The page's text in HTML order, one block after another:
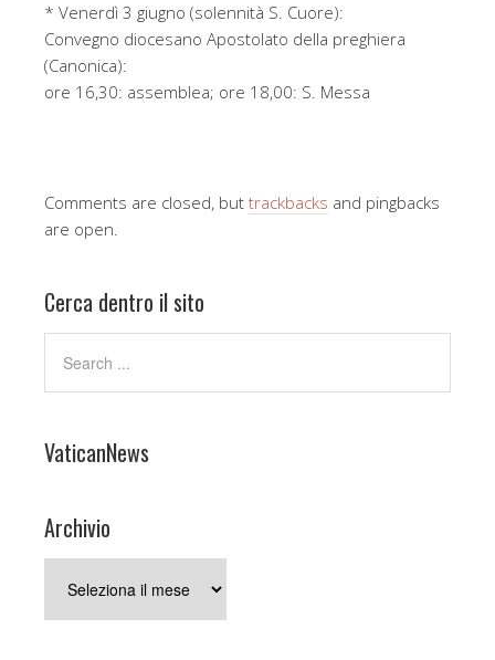
* Venerdì 3 giugno (solennità S. Cuore):
Convegno diocesano Apostolato della preghiera
(Canonica):
ore 16,30: assemblea; ore 18,00: S. Messa
Comments are closed, but trackbacks and pingbacks
are open.
Cerca dentro il sito
VaticanNews
Archivio